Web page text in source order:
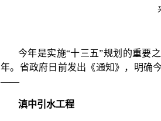
今年是实施“十三五”规划的重要
年。省政府日前发出《通知》，明确
——
滇中引水工程